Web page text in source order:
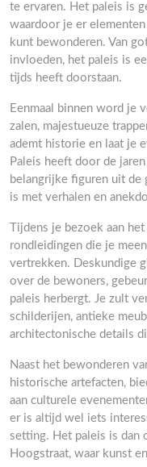
te ervaren. Het paleis is
waardoor je er
kunt bewonderen. Van
invloeden, het paleis is
tijds heeft doorstaan.
Eenmaal binnen word je
zalen, majestueuze
ademt historie en laat je
Paleis heeft door de
belangrijke figuren uit de
is met verhalen en
Tijdens je bezoek aan
rondleidingen die je
vertrekken. Deskundige
over de bewoners,
paleis herbergt. Je zult
schilderijen, antieke
architectonische details
Naast het bewonderen
historische artefacten,
aan culturele
er is altijd wel iets
setting. Het paleis is dan
Hoogstraat, waar kunst